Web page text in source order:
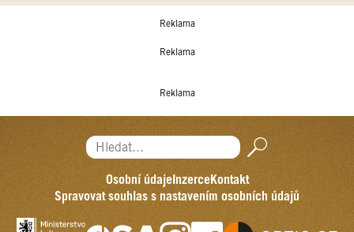
Reklama
Reklama
Reklama
Hledat...
Osobní údajeInzerceKontakt
Spravovat souhlas s nastavením osobních údajů